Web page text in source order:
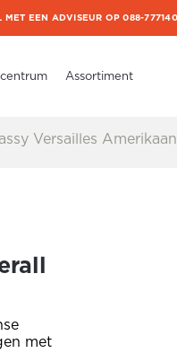
MET EEN ADVISEUR OP 088-
Assortiment
Versailles
met